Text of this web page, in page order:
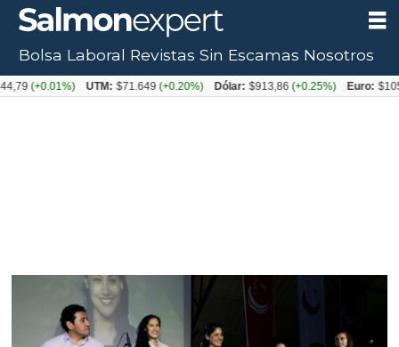
Bolsa Laboral Revistas Sin Escamas Nosotros
UTM: $71.649(+0.20%) Dólar: $913,86(+0.25%) Euro: $1053,08